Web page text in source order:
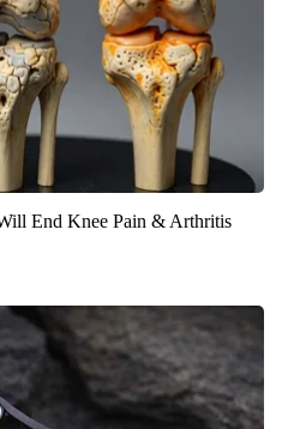
End Knee Pain & Arthritis